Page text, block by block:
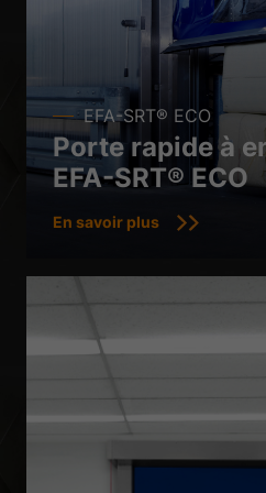
EFA-SRT® ECO
Porte rapide à
EFA-SRT® ECO
En savoir plus
de médias externes sont acceptés,
plus un consentement manuel.
Afficher les